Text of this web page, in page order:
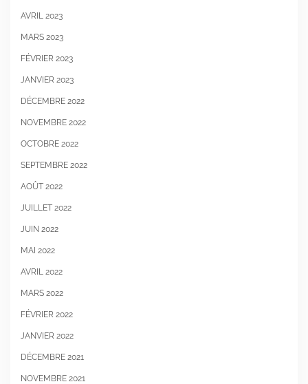
AVRIL 2023
MARS 2023
FÉVRIER 2023
JANVIER 2023
DÉCEMBRE 2022
NOVEMBRE 2022
OCTOBRE 2022
SEPTEMBRE 2022
AOÛT 2022
JUILLET 2022
JUIN 2022
MAI 2022
AVRIL 2022
MARS 2022
FÉVRIER 2022
JANVIER 2022
DÉCEMBRE 2021
NOVEMBRE 2021